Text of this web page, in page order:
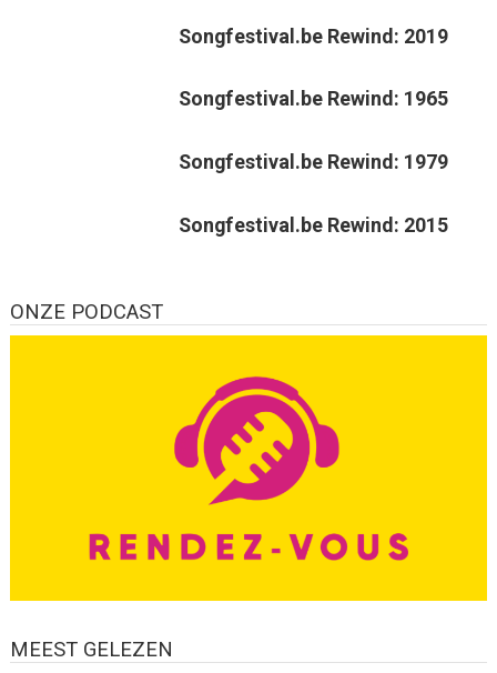
Songfestival.be Rewind: 2019
Songfestival.be Rewind: 1965
Songfestival.be Rewind: 1979
Songfestival.be Rewind: 2015
ONZE PODCAST
MEEST GELEZEN